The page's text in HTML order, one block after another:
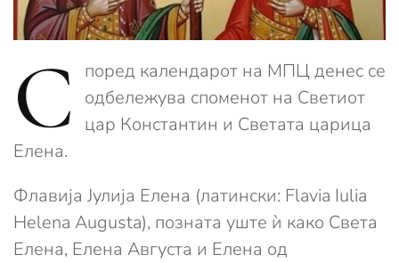
С
поред календарот на МПЦ денес се
одбележува споменот на Светиот
цар Константин и Светата царица
Елена.
Флавија Јулија Елена (латински: Flavia Iulia
Helena Augusta), позната уште ѝ како Света
Елена, Елена Августа и Елена од